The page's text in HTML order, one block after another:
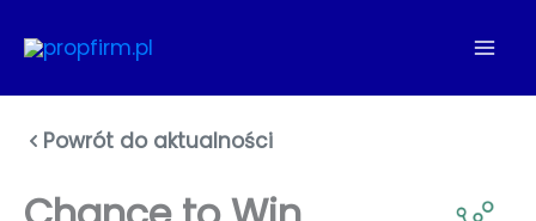
do
Powrót do aktualności